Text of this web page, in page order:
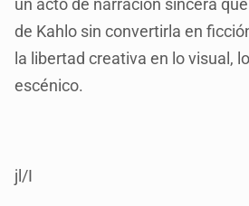
un acto de narración sincera
de Kahlo sin convertirla en
la libertad creativa en lo visual,
escénico.
jl/I